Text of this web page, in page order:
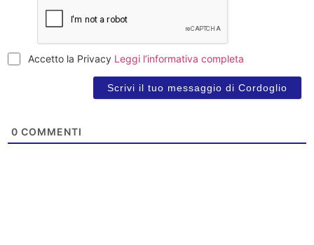
Accetto la Privacy Leggi l’informativa completa
0 COMMENTI